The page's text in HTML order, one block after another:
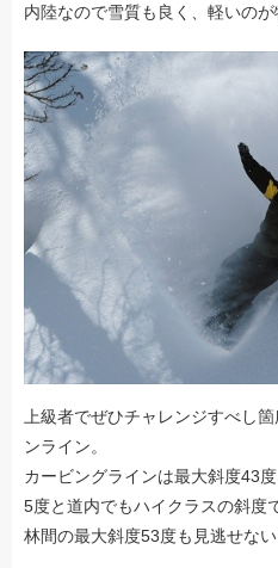
内陸なので雪質も良く、軽いのが
上級者でぜひチャレンジすべし
ンライン。
カービングラインは最大斜度43
5度と道内でもハイクラスの斜度
林間の最大斜度53度も見逃せな